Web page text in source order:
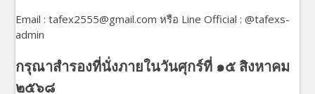
Email : tafex2555@gmail.com หรือ Line Official : @tafexs-
admin
กรุณาสำรองที่นั่งภายในวันศุกร์ที่ ๑๕ สิงหาคม
๒๕๖๘